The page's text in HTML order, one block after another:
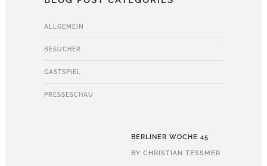
ALLGEMEIN
BESUCHER
GASTSPIEL
PRESSESCHAU
BERLINER WOCHE 45
BY CHRISTIAN TESSMER